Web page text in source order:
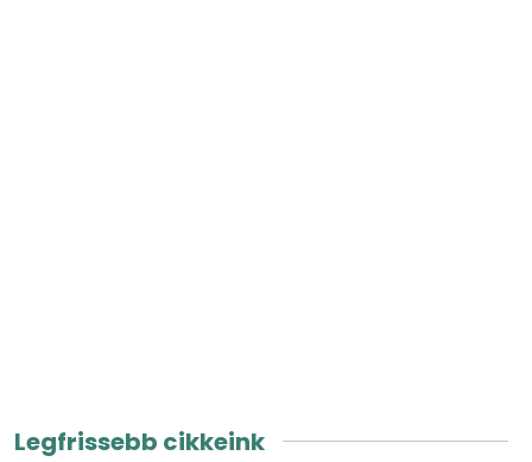
Legfrissebb cikkeink